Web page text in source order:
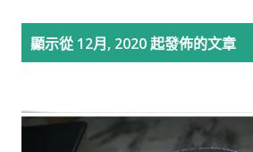
顯示從 12月, 2020 起發佈的文章